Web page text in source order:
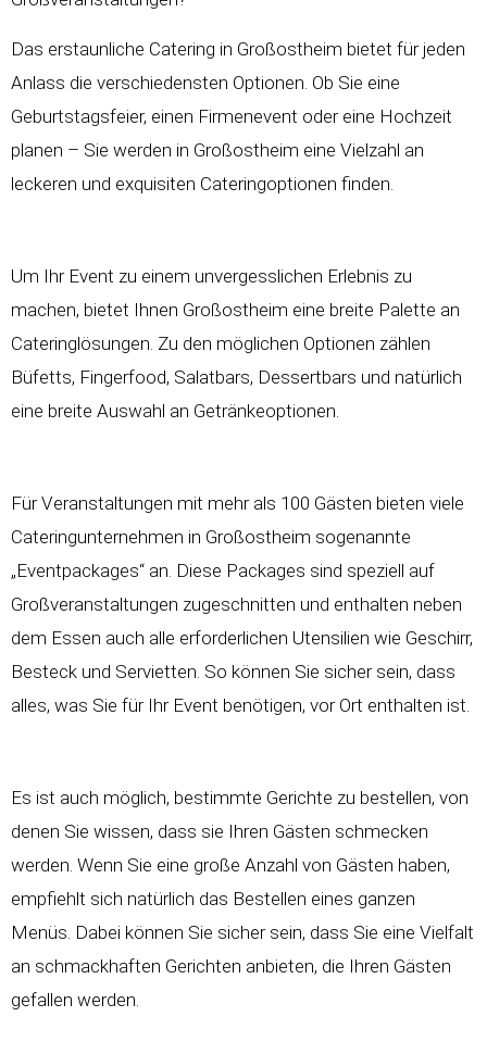
Das erstaunliche Catering in Großostheim bietet für jeden
Anlass die verschiedensten Optionen. Ob Sie eine
Geburtstagsfeier, einen Firmenevent oder eine Hochzeit
planen – Sie werden in Großostheim eine Vielzahl an
leckeren und exquisiten Cateringoptionen finden.
Um Ihr Event zu einem unvergesslichen Erlebnis zu
machen, bietet Ihnen Großostheim eine breite Palette an
Cateringlösungen. Zu den möglichen Optionen zählen
Büfetts, Fingerfood, Salatbars, Dessertbars und natürlich
eine breite Auswahl an Getränkeoptionen.
Für Veranstaltungen mit mehr als 100 Gästen bieten viele
Cateringunternehmen in Großostheim sogenannte
„Eventpackages“ an. Diese Packages sind speziell auf
Großveranstaltungen zugeschnitten und enthalten neben
dem Essen auch alle erforderlichen Utensilien wie Geschirr,
Besteck und Servietten. So können Sie sicher sein, dass
alles, was Sie für Ihr Event benötigen, vor Ort enthalten ist.
Es ist auch möglich, bestimmte Gerichte zu bestellen, von
denen Sie wissen, dass sie Ihren Gästen schmecken
werden. Wenn Sie eine große Anzahl von Gästen haben,
empfiehlt sich natürlich das Bestellen eines ganzen
Menüs. Dabei können Sie sicher sein, dass Sie eine Vielfalt
an schmackhaften Gerichten anbieten, die Ihren Gästen
gefallen werden.